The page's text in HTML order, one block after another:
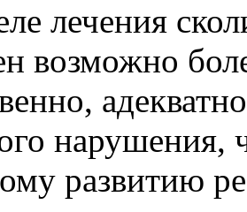
лечения
возможно
нарушения,
развитию